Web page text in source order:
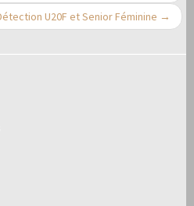
U20F et Senior Féminine →